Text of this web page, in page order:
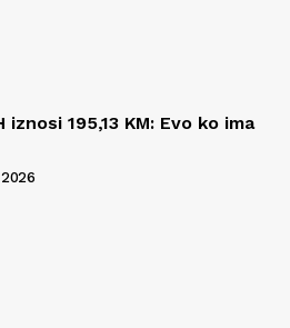
195,13 KM: Evo ko ima